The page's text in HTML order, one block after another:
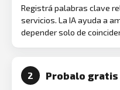
Registrá palabras clave
servicios. La IA ayuda a
depender solo de
2 Probalo gratis